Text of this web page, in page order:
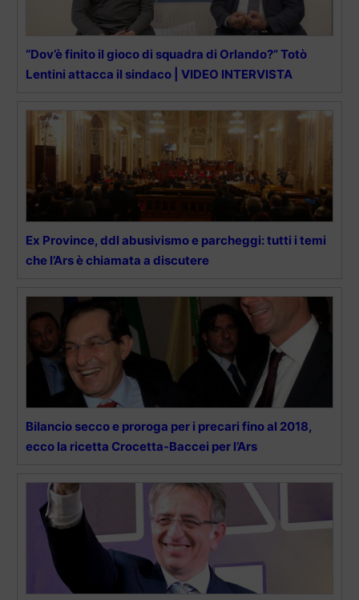
“Dov’è finito il gioco di squadra di Orlando?” Totò
Lentini attacca il sindaco | VIDEO INTERVISTA
Ex Province, ddl abusivismo e parcheggi: tutti i temi
che l’Ars è chiamata a discutere
Bilancio secco e proroga per i precari fino al 2018,
ecco la ricetta Crocetta-Baccei per l’Ars